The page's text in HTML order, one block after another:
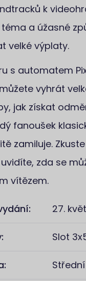
k
a úžasné
velké výplaty.
s automatem
vyhrát
jak získat
fanoušek
zamiluje.
zda se
vítězem.
27.
Slot
Střední